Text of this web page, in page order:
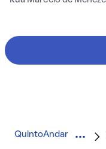
QuintoAndar